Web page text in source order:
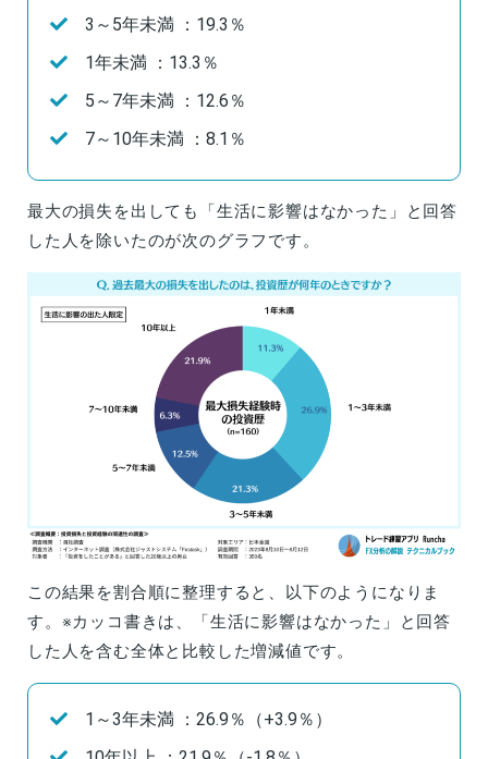
3～5年未満 ：19.3％
1年未満 ：13.3％
5～7年未満 ：12.6％
7～10年未満 ：8.1％
最大の損失を出しても「生活に影響はなかった」と回答
した人を除いたのが次のグラフです。
この結果を割合順に整理すると、以下のようになりま
す。※カッコ書きは、「生活に影響はなかった」と回答
した人を含む全体と比較した増減値です。
1～3年未満 ：26.9％（+3.9％）